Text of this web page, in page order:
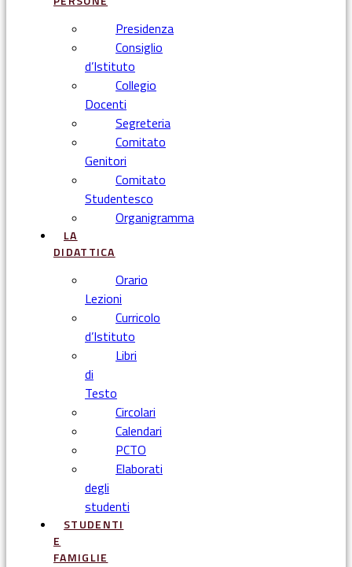
Presidenza
Consiglio
d’Istituto
Collegio
Docenti
Segreteria
Comitato
Genitori
Comitato
Studentesco
Organigramma
LA
DIDATTICA
Orario
Lezioni
Curricolo
d’Istituto
Libri
di
Testo
Circolari
Calendari
PCTO
Elaborati
degli
studenti
STUDENTI
E
FAMIGLIE